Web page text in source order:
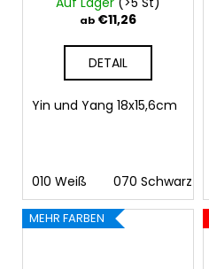
ab €11,26
DETAIL
Yin und Yang 18x15,6cm
010 Weiß 070 Schwarz
MEHR FARBEN